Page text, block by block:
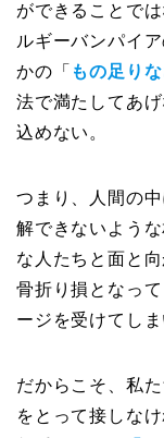
ができることで
ルギーバンパイ
かの「 もの足りな
法で満たしてあ
込めない。
つまり、人間の
解できないよう
な人たちと面と
骨折り損となっ
ージを受けてしま
だからこそ、私
をとって接しな